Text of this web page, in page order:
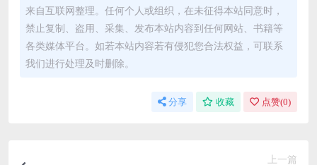
来自互联网整理。任何个人或组织，在未征得本站同意时，
禁止复制、盗用、采集、发布本站内容到任何网站、书籍等
各类媒体平台。如若本站内容若有侵犯您合法权益，可联系
我们进行处理及时删除。
分享 收藏 点赞(0)
上一篇